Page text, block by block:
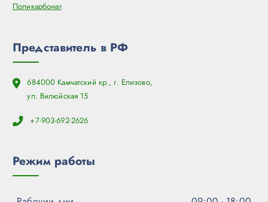
Поликарбонат
Представитель в РФ
684000 Камчатский кр., г. Елизово,
ул. Вилюйская 15
+7-903-692-2626
Режим работы